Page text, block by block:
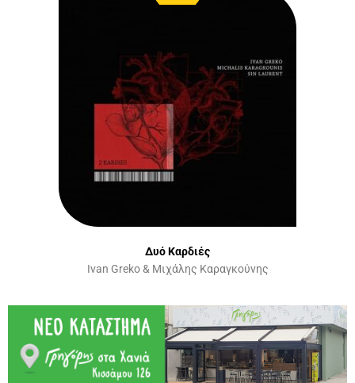
Δυό Καρδιές
Ivan Greko & Μιχάλης Καραγκούνης